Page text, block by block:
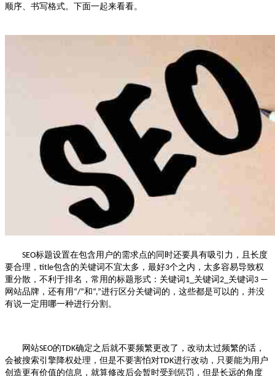
顺序、书写格式。下面一起来看看。
SEO标题设置在包含用户的需求点的同时还要具有吸引力，且长度
要合理， title包含的关键词不宜太多，最好3个之内，太多容易导致权
重分散，不利于排名，常用的标题形式：关键词1_ 关键词2_ 关键词3 —
网站品牌，还有用 “/”和“,”进行区分关键词的，这些都是可以的，并没
有说一定用哪一种进行分割。
网站SEO的TDK确定之后就不要频繁更改了，改动太过频繁的话，
会被搜索引擎降权处理，但是不要害怕对TDK进行改动，只要能为用户
创造更有价值的信息，就算修改后会暂时受到惩罚，但是长远的角度